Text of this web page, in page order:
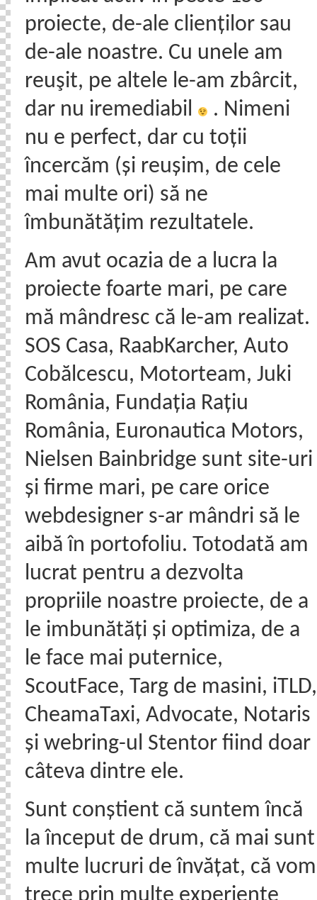
proiecte, de-ale clienților sau
de-ale noastre. Cu unele am
reuşit, pe altele le-am zbârcit,
dar nu iremediabil
. Nimeni
nu e perfect, dar cu toții
încercăm (și reușim, de cele
mai multe ori) să ne
îmbunătățim rezultatele.
Am avut ocazia de a lucra la
proiecte foarte mari, pe care
mă mândresc că le-am realizat.
SOS Casa, RaabKarcher, Auto
Cobălcescu, Motorteam, Juki
România, Fundația Rațiu
România, Euronautica Motors,
Nielsen Bainbridge sunt site-uri
și firme mari, pe care orice
webdesigner s-ar mândri să le
aibă în portofoliu. Totodată am
lucrat pentru a dezvolta
propriile noastre proiecte, de a
le imbunătăți și optimiza, de a
le face mai puternice,
ScoutFace, Targ de masini, iTLD,
CheamaTaxi, Advocate, Notaris
și webring-ul Stentor fiind doar
câteva dintre ele.
Sunt conștient că suntem încă
la început de drum, că mai sunt
multe lucruri de învățat, că vom